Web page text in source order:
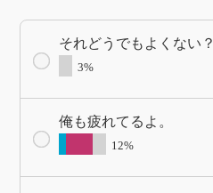
それどうでもよくない？
3%
俺も疲れてるよ。
12%